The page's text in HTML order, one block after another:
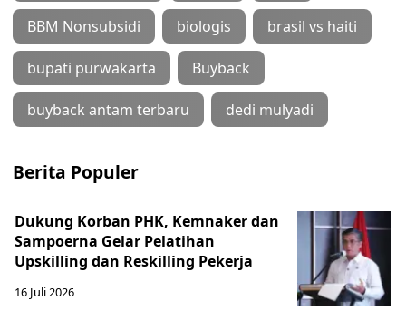
BBM Nonsubsidi biologis brasil vs haiti
bupati purwakarta Buyback
buyback antam terbaru dedi mulyadi
Berita Populer
Dukung Korban PHK, Kemnaker dan
Sampoerna Gelar Pelatihan
Upskilling dan Reskilling Pekerja
16 Juli 2026